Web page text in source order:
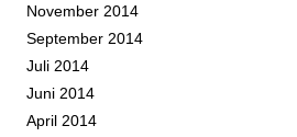
November 2014
September 2014
Juli 2014
Juni 2014
April 2014